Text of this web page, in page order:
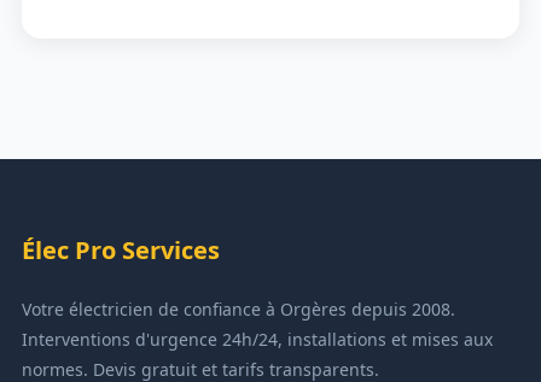
Élec Pro Services
Votre électricien de confiance à Orgères depuis 2008.
Interventions d'urgence 24h/24, installations et mises aux
normes. Devis gratuit et tarifs transparents.